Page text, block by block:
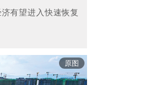
有望进入快速恢复
原图